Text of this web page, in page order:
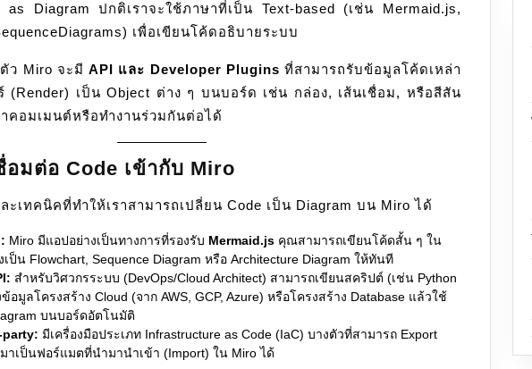
as Diagram ปกติเราจะใช้ภาษาที่เป็น Text-based (เช่น Mermaid.js,
เพื่อเขียนโค้ดอธิบายระบบ
ตัว Miro จะมีAPI และ Developer Plugins ที่สามารถรับข้อมูลโค้ดเหล่า
(Render) เป็น Object ต่าง ๆ บนบอร์ด เช่น กล่อง, เส้นเชื่อม, หรือสีสัน
คอมเมนต์หรือทำงานร่วมกันต่อได้
อมต่อ Code เข้ากับ Miro
เทคนิคที่ทำให้เราสามารถเปลี่ยน Code เป็น Diagram บน Miro ได้
Miro มีแอปอย่างเป็นทางการที่รองรับ Mermaid.js คุณสามารถเขียนโค้ดสั้น ๆ ใน
ป็น Flowchart, Sequence Diagram หรือ Architecture Diagram ให้ทันที
สำหรับวิศวกรระบบ (DevOps/Cloud Architect) สามารถเขียนสคริปต์ (เช่น Python
อมูลโครงสร้าง Cloud (จาก AWS, GCP, Azure) หรือโครงสร้าง Database แล้วใช้
บนบอร์ดอัตโนมัติ
party: มีเครื่องมือประเภท Infrastructure as Code (IaC) บางตัวที่สามารถ Export
าเป็นฟอร์แมตที่นำมานำเข้า (Import) ใน Miro ได้